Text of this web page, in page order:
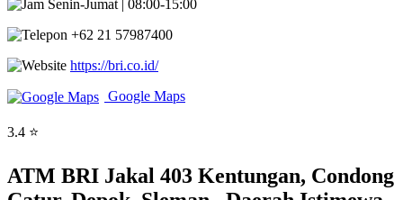
Senin-Jumat | 08:00-15:00
+62 21 57987400
https://bri.co.id/
Google Maps
3.4 ⭐
ATM BRI Jakal 403 Kentungan, Condong